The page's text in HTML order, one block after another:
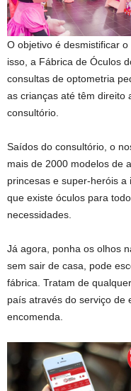
O objetivo é desmistificar
isso, a Fábrica de Óculos
consultas de optometria
as crianças até têm direito
consultório.
Saídos do consultório, o
mais de 2000 modelos de
princesas e super-heróis
que existe óculos para
necessidades.
Já agora, ponha os olhos
sem sair de casa, pode
fábrica. Tratam de
país através do serviço de
encomenda.